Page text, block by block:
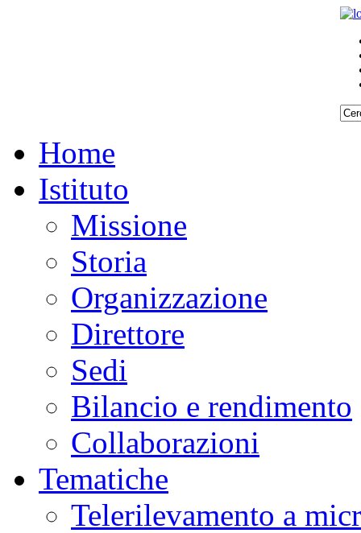
Home
Istituto
Missione
Storia
Organizzazione
Direttore
Sedi
Bilancio e rendimento
Collaborazioni
Tematiche
Telerilevamento a